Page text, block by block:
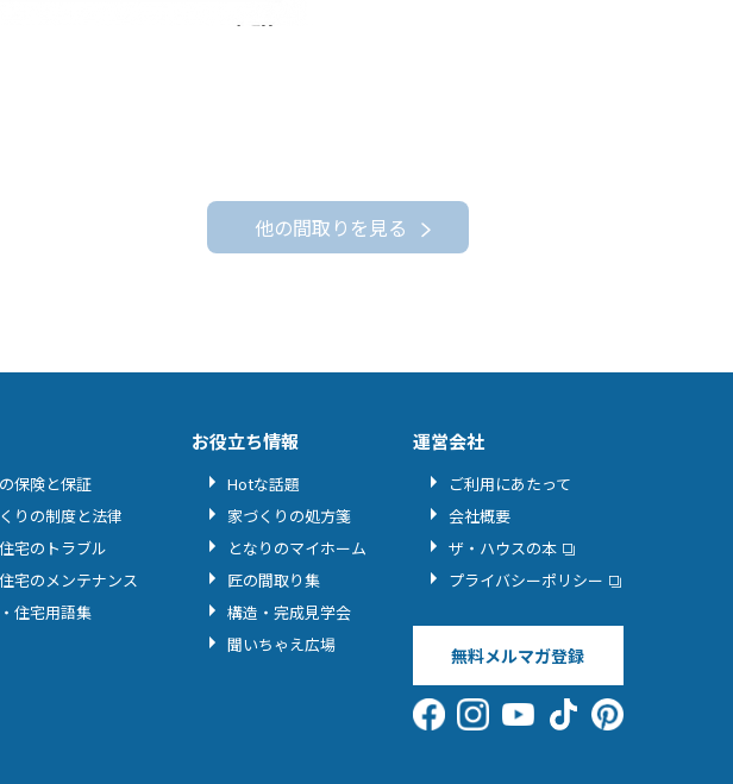
他の間取りを見る
保険と保証
りの制度と法律
宅のトラブル
宅のメンテナンス
住宅用語集
お役立ち情報
Hotな話題
家づくりの処方箋
となりのマイホーム
匠の間取り集
構造・完成見学会
聞いちゃえ広場
運営会社
ご利用にあたって
会社概要
ザ・ハウスの本
プライバシーポリシー
無料メルマガ登録